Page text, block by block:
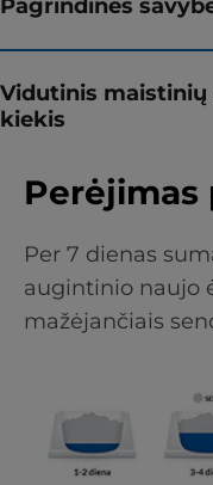
Vidutinis
kiekis
Perėjimas
Per 7 dienas
augintinio naujo
mažėjančiais